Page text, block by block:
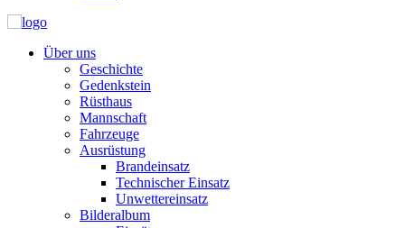
Über uns
Geschichte
Gedenkstein
Rüsthaus
Mannschaft
Fahrzeuge
Ausrüstung
Brandeinsatz
Technischer Einsatz
Unwettereinsatz
Bilderalbum